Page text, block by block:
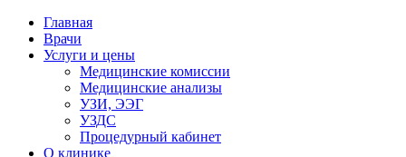
Главная
Врачи
Услуги и цены
Медицинские комиссии
Медицинские анализы
УЗИ, ЭЭГ
УЗДС
Процедурный кабинет
О клинике